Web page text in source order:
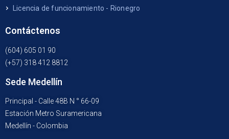
Licencia de funcionamiento - Rionegro
Contáctenos
(604) 605 01 90
(+57) 318 412 8812
Sede Medellín
Principal - Calle 48B N ° 66-09
Estación Metro Suramericana
Medellín - Colombia